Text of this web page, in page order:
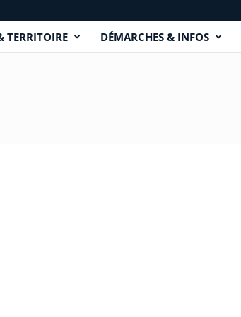
TERRITOIRE DÉMARCHES & INFOS